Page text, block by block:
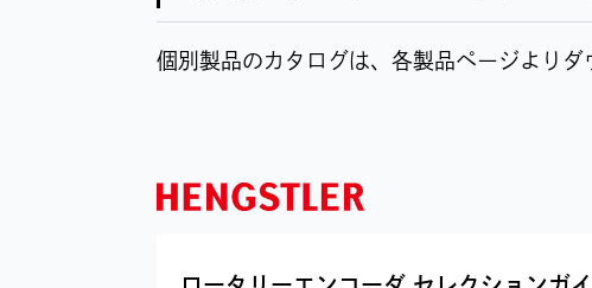
個別製品のカタログは、各製品ページよりダ